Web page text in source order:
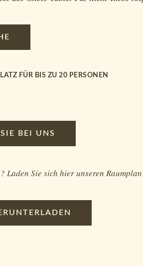
FÜR BIS ZU 20 PERSONEN
BEI UNS
Laden Sie sich hier unseren